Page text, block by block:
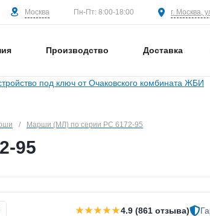
Москва Пн-Пт: 8:00-18:00 г. Москва,
Производство Доставка
/ Марши (МЛ) по серии РС 6172-95
95
★★★★★4.9 (861 отзыва)